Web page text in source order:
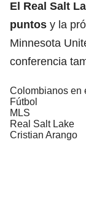
El Real Salt
puntos y la
Minnesota
conferencia
Colombianos en
Fútbol
MLS
Real Salt Lake
Cristian Arango